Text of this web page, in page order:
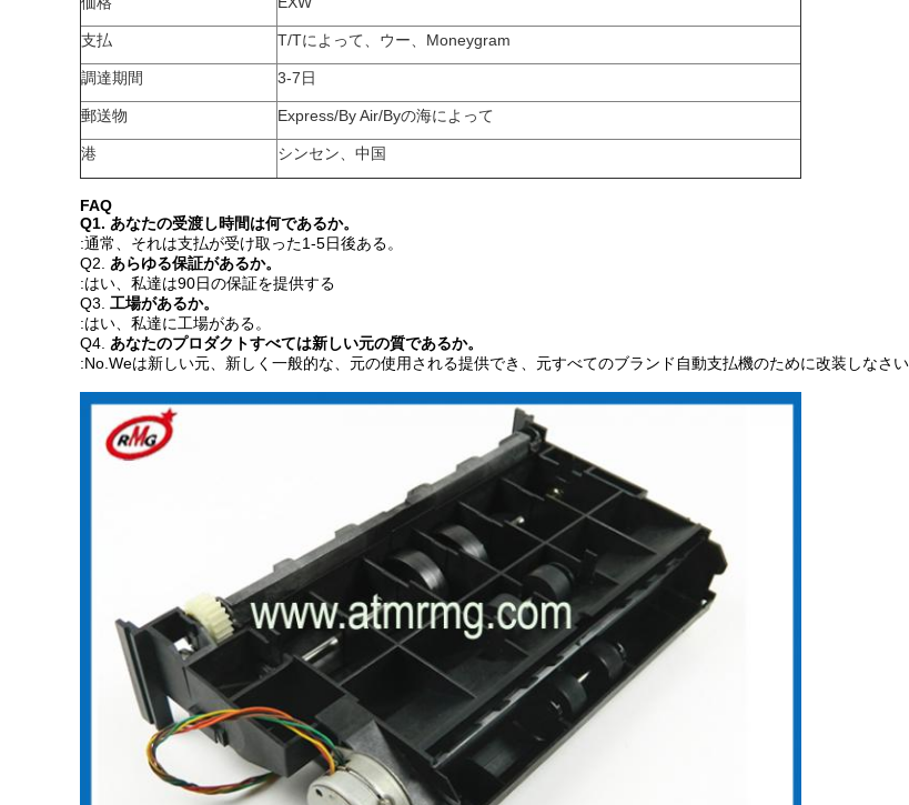
支払 T/Tによって、ウー、Moneygram
調達期間 3-7日
郵送物 Express/By Air/Byの海によって
港 シンセン、中国
FAQ
Q1. あなたの受渡し時間は何であるか。
:通常、それは支払が受け取った1-5日後ある。
Q2. あらゆる保証があるか。
:はい、私達は90日の保証を提供する
Q3. 工場があるか。
:はい、私達に工場がある。
Q4. あなたのプロダクトすべては新しい元の質であるか。
:No.Weは新しい元、新しく一般的な、元の使用される提供でき、元すべてのブランド自動支払機のために改装しなさい